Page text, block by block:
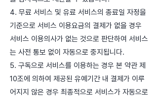
4. 무료 서비스 및 유료 서비스의 종료일 자정을
기준으로 서비스 이용요금의 결제가 없을 경우
서비스 이용의사가 없는 것으로 판단하여 서비스
는 사전 통보 없이 자동으로 중지됩니다.
5. 구독으로 서비스를 이용하는 경우 본 약관 제
10조에 의하여 제공된 유예기간 내 결제가 이루
어지지 않은 경우 최종적으로 서비스가 자동으로